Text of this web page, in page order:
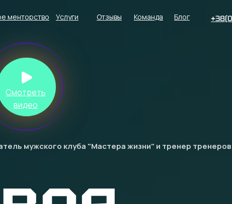
мужского клуба "Мастера жизни" и тренер тренеров
Смотреть
видео
менторство Услуги Отзывы Команда Блог